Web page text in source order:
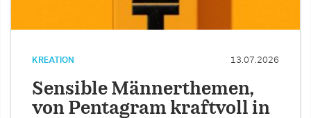
KREATION 13.07.2026
Sensible Männerthemen,
von Pentagram kraftvoll in